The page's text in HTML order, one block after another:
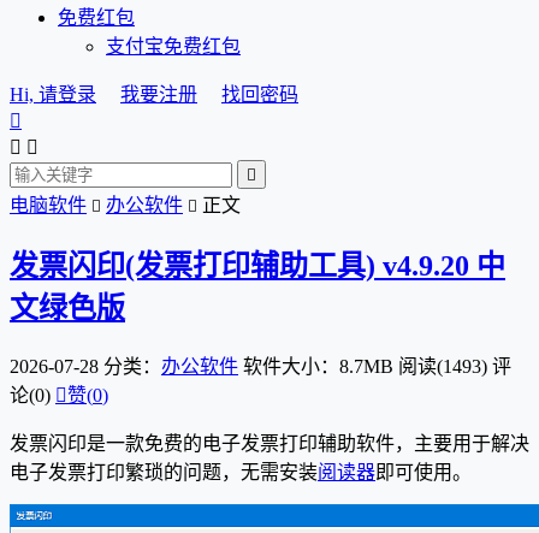
免费红包
支付宝免费红包
Hi, 请登录 我要注册
找回密码

 

电脑软件  办公软件  正文
发票闪印(发票打印辅助工具) v4.9.20 中
文绿色版
2026-07-28 分类： 办公软件 软件大小：8.7MB 阅读(1493) 评
论(0) 赞(0)
发票闪印是一款免费的电子发票打印辅助软件，主要用于解决
电子发票打印繁琐的问题，无需安装阅读器即可使用。